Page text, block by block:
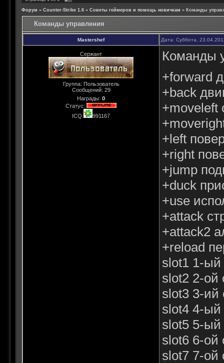
Форум » Counter-Strike 1.6 » Советы геймеров и помощь новичкам » Команды
Команды управления
Mastershef Дата: Суббота,
Сержант
Группа: Пользователь
Сообщений: 29
Награды: 0
Статус:
ICQ:
991167
Команды
+forward
+back
+moveleft
+left
+right
+jump
+duck
+use
+attack
+attack2
+reload
slot1 1-ый
slot2 2-ой
slot3 3-ий
slot4 4-ый
slot5 5-ый
slot6 6-ой
slot7 7-ой